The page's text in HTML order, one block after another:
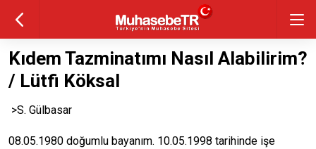
Kıdem Tazminatımı Nasıl Alabilirim?
/ Lütfi Köksal
>S. Gülbasar
08.05.1980 doğumlu bayanım. 10.05.1998 tarihinde işe